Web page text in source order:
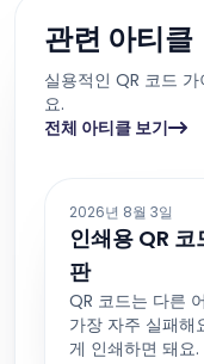
관련 아티클
실용적인 QR 코드
요.
전체 아티클 보기
2026년 8월 3일
인쇄용 QR
판
QR 코드는 다른
가장 자주 실패
게 인쇄하면 돼요.